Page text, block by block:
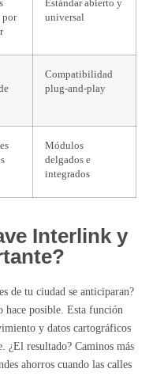
por
Estándar abierto y
universal
Compatibilidad
plug-and-play
Módulos
delgados e
integrados
Interlink y
de tu ciudad se anticiparan?
posible. Esta función
y datos cartográficos
¿El resultado? Caminos más
ahorros cuando las calles